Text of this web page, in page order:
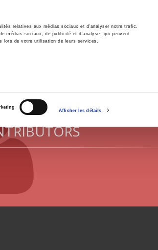
relatives aux médias sociaux et d'analyser notre trafic.
médias sociaux, de publicité et d'analyse, qui peuvent
lors de votre utilisation de leurs services.
Afficher les détails
International Politics